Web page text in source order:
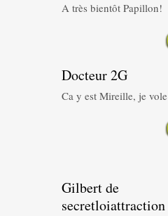
A très bientôt Papillon!
Docteur 2G
Ca y est Mireille, je vole
Gilbert de
secretloiattraction